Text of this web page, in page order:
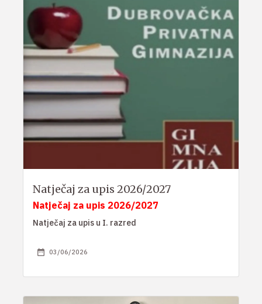
Natječaj za upis 2026/2027
Natječaj za upis 2026/2027
Natječaj za upis u I. razred
03/06/2026